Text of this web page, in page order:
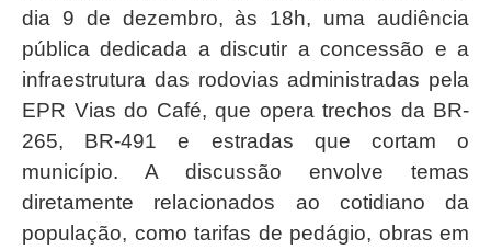
dia 9 de dezembro, às 18h, uma audiência
pública dedicada a discutir a concessão e a
infraestrutura das rodovias administradas pela
EPR Vias do Café, que opera trechos da BR-
265, BR-491 e estradas que cortam o
município. A discussão envolve temas
diretamente relacionados ao cotidiano da
população, como tarifas de pedágio, obras em